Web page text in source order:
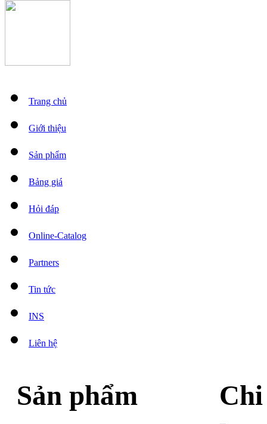
Trang chủ
Giới thiệu
Sản phẩm
Bảng giá
Hỏi đáp
Online-Catalog
Partners
Tin tức
INS
Liên hệ
Sản phẩm